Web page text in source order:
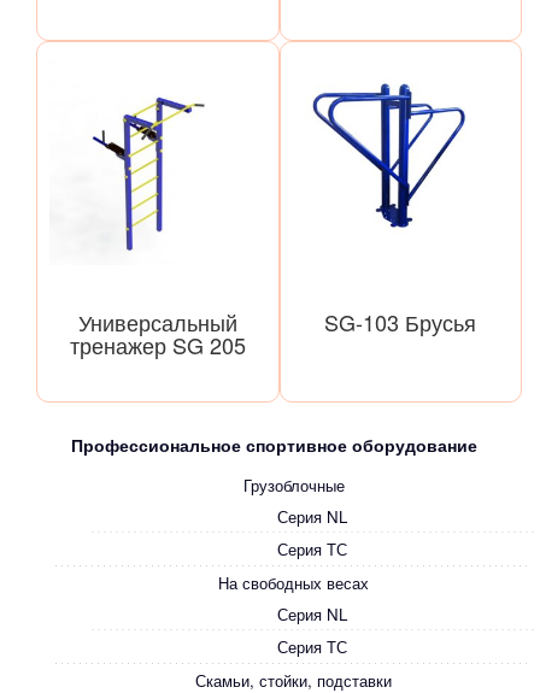
Профессиональное спортивное оборудование
Грузоблочные
Серия NL
Серия ТС
На свободных весах
Серия NL
Серия ТС
Скамьи, стойки, подставки
Универсальный
тренажер SG 205
SG-103 Брусья